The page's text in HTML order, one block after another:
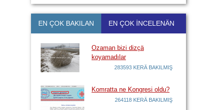
EN ÇOK BAKILAN EN ÇOK İNCELENÄN
Ozaman bizi dizçä
koyamadılar
283593 KERÄ BAKILMIŞ
Komratta ne Kongresi oldu?
264118 KERÄ BAKILMIŞ